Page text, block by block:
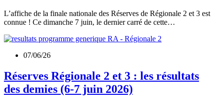
L’affiche de la finale nationale des Réserves de Régionale 2 et 3 est
connue ! Ce dimanche 7 juin, le dernier carré de cette…
07/06/26
Réserves Régionale 2 et 3 : les résultats
des demies (6-7 juin 2026)